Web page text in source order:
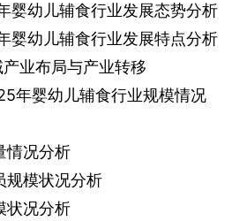
婴幼儿辅食行业发展态势分析
婴幼儿辅食行业发展特点分析
产业布局与产业转移
年婴幼儿辅食行业规模情况
情况分析
规模状况分析
状况分析